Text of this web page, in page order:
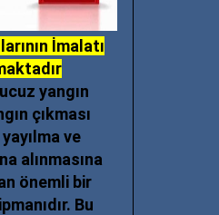
İmalatı
yangın
çıkması
ve
alınmasına
önemli bir
Bu